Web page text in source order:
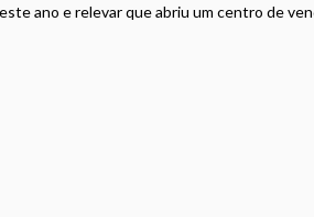
ano e relevar que abriu um centro de